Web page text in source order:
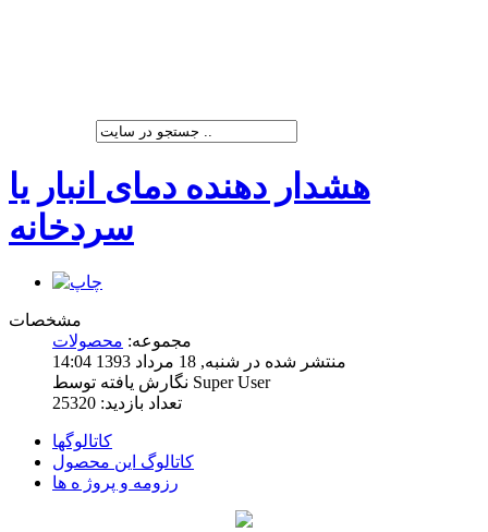
هشدار دهنده دمای انبار یا
سردخانه
مشخصات
مجموعه: محصولات
منتشر شده در شنبه, 18 مرداد 1393 14:04
نگارش یافته توسط Super User
تعداد بازدید: 25320
کاتالوگها
کاتالوگ این محصول
رزومه و پروژ ه ها